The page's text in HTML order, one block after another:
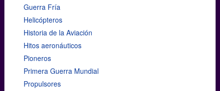
Guerra Fría
Helicópteros
Historia de la Aviación
Hitos aeronáuticos
Pioneros
Primera Guerra Mundial
Propulsores